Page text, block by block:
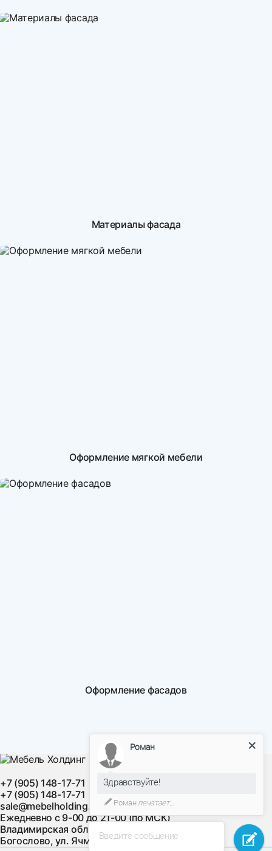
Материалы фасада
Оформление мягкой мебели
Оформление фасадов
+7 (905) 148-17-71
+7 (905) 148-17-71
sale@mebelholding.ru
Ежедневно с 9-00 до 21-00 (по МСК)
Владимирская область, Суздальский район, с.
Богослово, ул. Ячменная, д. 10
Введите сообщение
Роман
Здравствуйте!
Романпечатает...